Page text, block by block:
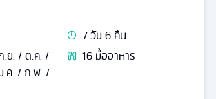
7วัน6คืน
.ย. / ต.ค. /
.ค. / ก.พ. /
16มื้ออาหาร